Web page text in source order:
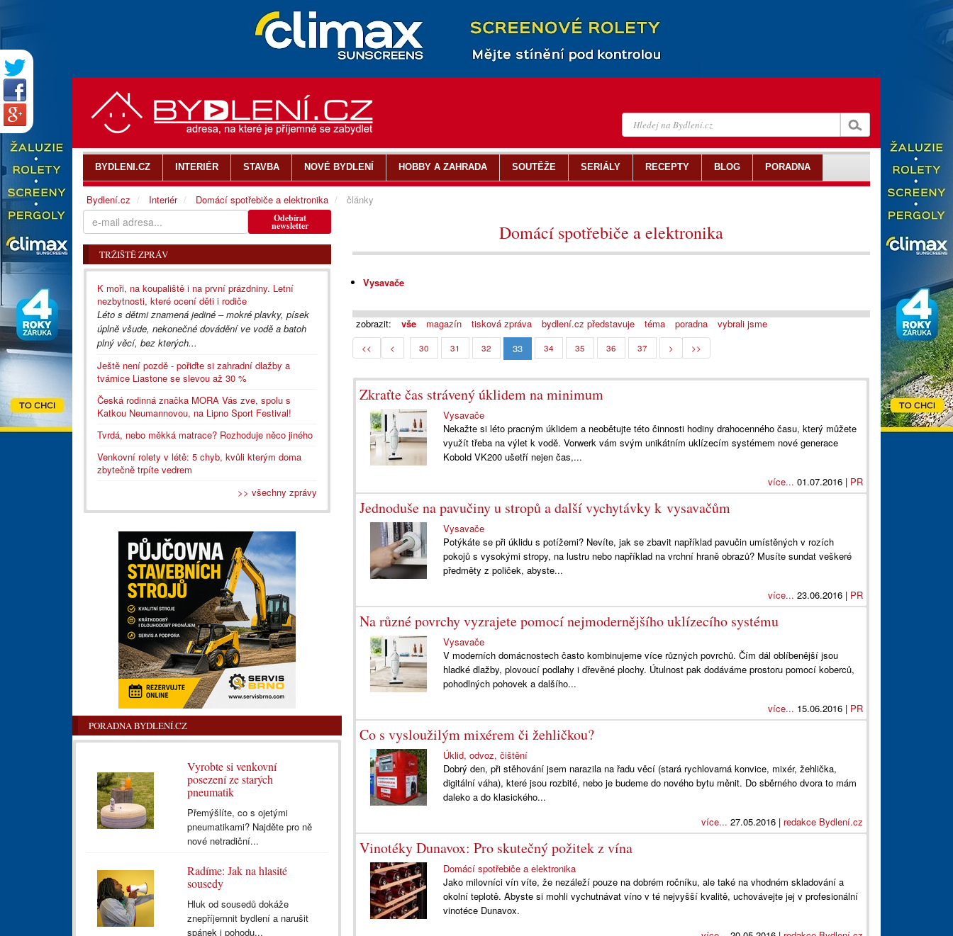
Domácí spotřebiče a elektronika
Vysavače
zobrazit: vše magazín tisková zpráva bydlení.cz představuje téma poradna vybrali jsme
<< < 30 31 32 33 34 35 36 37 > >>
Zkraťte čas strávený úklidem na minimum
Vysavače
Nekažte si léto pracným úklidem a neobětujte této činnosti hodiny drahocenného času, který můžete
využít třeba na výlet k vodě. Vorwerk vám svým unikátním uklízecím systémem nové generace
Kobold VK200 ušetří nejen čas,...
více... 01.07.2016 | PR
Jednoduše na pavučiny u stropů a další vychytávky k vysavačům
Vysavače
Potýkáte se při úklidu s potížemi? Nevíte, jak se zbavit například pavučin umístěných v rozích
pokojů s vysokými stropy, na lustru nebo například na vrchní hraně obrazů? Musíte sundat veškeré
předměty z poliček, abyste...
více... 23.06.2016 | PR
Na různé povrchy vyzrajete pomocí nejmodernějšího uklízecího systému
Vysavače
V moderních domácnostech často kombinujeme více různých povrchů. Čím dál oblíbenější jsou
hladké dlažby, plovoucí podlahy i dřevěné plochy. Útulnost pak dodáváme prostoru pomocí koberců,
pohodlných pohovek a dalšího...
více... 15.06.2016 | PR
Co s vysloužilým mixérem či žehličkou?
Úklid, odvoz, čištění
Dobrý den, při stěhování jsem narazila na řadu věcí (stará rychlovarná konvice, mixér, žehlička,
digitální váha), které jsou rozbité, nebo je budeme do nového bytu měnit. Do sběrného dvora to mám
daleko a do klasického...
více... 27.05.2016 | redakce Bydlení.cz
Vinotéky Dunavox: Pro skutečný požitek z vína
Domácí spotřebiče a elektronika
Jako milovníci vín víte, že nezáleží pouze na dobrém ročníku, ale také na vhodném skladování a
okolní teplotě. Abyste si mohli vychutnávat víno v té nejvyšší kvalitě, uchovávejte jej v profesionální
vinotéce Dunavox.
Odebírat
newsletter
TRŽIŠTĚ ZPRÁV
K moři, na koupaliště i na první prázdniny. Letní
nezbytnosti, které ocení děti i rodiče
Léto s dětmi znamená jediné – mokré plavky, písek
úplně všude, nekonečné dovádění ve vodě a batoh
plný věcí, bez kterých...
Ještě není pozdě - pořiďte si zahradní dlažby a
tvárnice Liastone se slevou až 30 %
Česká rodinná značka MORA Vás zve, spolu s
Katkou Neumannovou, na Lipno Sport Festival!
Tvrdá, nebo měkká matrace? Rozhoduje něco jiného
Venkovní rolety v létě: 5 chyb, kvůli kterým doma
zbytečně trpíte vedrem
>> všechny zprávy
PORADNA BYDLENÍ.CZ
Vyrobte si venkovní
posezení ze starých
pneumatik
Přemýšlíte, co s ojetými
pneumatikami? Najděte pro ně
nové netradiční...
Radíme: Jak na hlasité
sousedy
Hluk od sousedů dokáže
znepříjemnit bydlení a narušit
spánek i pohodu...
BYDLENI.CZ INTERIÉR STAVBA NOVÉ BYDLENÍ HOBBY A ZAHRADA SOUTĚŽE SERIÁLY RECEPTY BLOG PORADNA
Bydlení.cz Interiér Domácí spotřebiče a elektronika články